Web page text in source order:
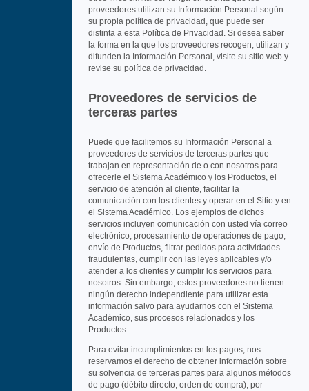
proveedores utilizan su Información Personal según
su propia política de privacidad, que puede ser
distinta a esta Política de Privacidad. Si desea saber
la forma en la que los proveedores recogen, utilizan y
difunden la Información Personal, visite su sitio web y
revise su política de privacidad.
Proveedores de servicios de
terceras partes
Puede que facilitemos su Información Personal a
proveedores de servicios de terceras partes que
trabajan en representación de o con nosotros para
ofrecerle el Sistema Académico y los Productos, el
servicio de atención al cliente, facilitar la
comunicación con los clientes y operar en el Sitio y en
el Sistema Académico. Los ejemplos de dichos
servicios incluyen comunicación con usted vía correo
electrónico, procesamiento de operaciones de pago,
envío de Productos, filtrar pedidos para actividades
fraudulentas, cumplir con las leyes aplicables y/o
atender a los clientes y cumplir los servicios para
nosotros. Sin embargo, estos proveedores no tienen
ningún derecho independiente para utilizar esta
información salvo para ayudarnos con el Sistema
Académico, sus procesos relacionados y los
Productos.
Para evitar incumplimientos en los pagos, nos
reservamos el derecho de obtener información sobre
su solvencia de terceras partes para algunos métodos
de pago (débito directo, orden de compra), por